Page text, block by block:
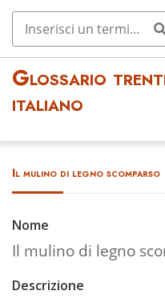
Glossario
italiano
Il mulino di legno scomparso
Nome
Il mulino di legno
Descrizione